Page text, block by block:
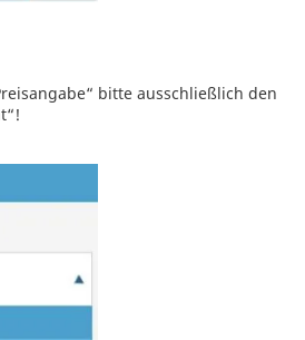
bitte ausschließlich den